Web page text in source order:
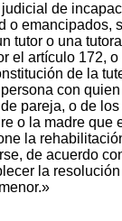
de
o emancipados,
tutor o una
el artículo 172,
de la
con
pareja, o de
o la madre que
la
de acuerdo
la